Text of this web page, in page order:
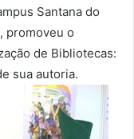
Santana do
promoveu o
de Bibliotecas:
sua autoria.